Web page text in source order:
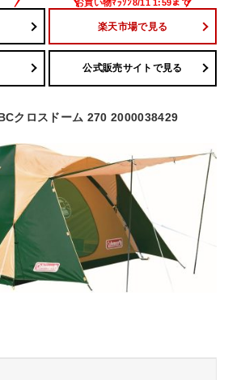
楽天市場で見る
公式販売サイトで見る
クロスドーム 270 2000038429